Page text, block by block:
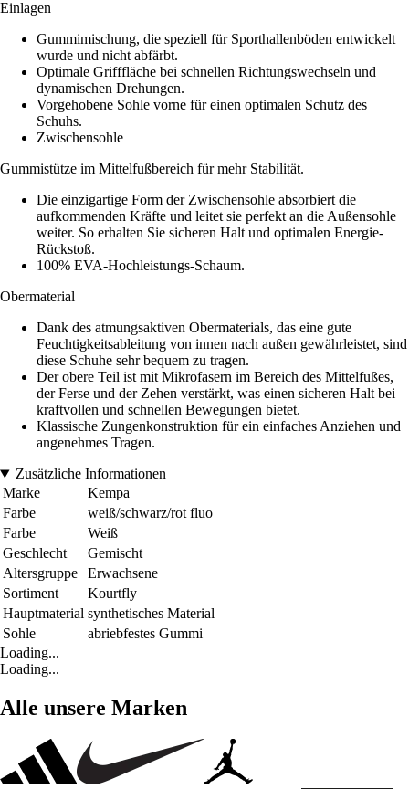
Einlagen
Gummimischung, die speziell für Sporthallenböden entwickelt
wurde und nicht abfärbt.
Optimale Grifffläche bei schnellen Richtungswechseln und
dynamischen Drehungen.
Vorgehobene Sohle vorne für einen optimalen Schutz des
Schuhs.
Zwischensohle
Gummistütze im Mittelfußbereich für mehr Stabilität.
Die einzigartige Form der Zwischensohle absorbiert die
aufkommenden Kräfte und leitet sie perfekt an die Außensohle
weiter. So erhalten Sie sicheren Halt und optimalen Energie-
Rückstoß.
100% EVA-Hochleistungs-Schaum.
Obermaterial
Dank des atmungsaktiven Obermaterials, das eine gute
Feuchtigkeitsableitung von innen nach außen gewährleistet, sind
diese Schuhe sehr bequem zu tragen.
Der obere Teil ist mit Mikrofasern im Bereich des Mittelfußes,
der Ferse und der Zehen verstärkt, was einen sicheren Halt bei
kraftvollen und schnellen Bewegungen bietet.
Klassische Zungenkonstruktion für ein einfaches Anziehen und
angenehmes Tragen.
Zusätzliche Informationen
Marke
Kempa
Farbe
weiß/schwarz/rot fluo
Farbe
Weiß
Geschlecht
Gemischt
Altersgruppe
Erwachsene
Sortiment
Kourtfly
Hauptmaterial synthetisches Material
Sohle
abriebfestes Gummi
Loading...
Loading...
Alle unsere Marken